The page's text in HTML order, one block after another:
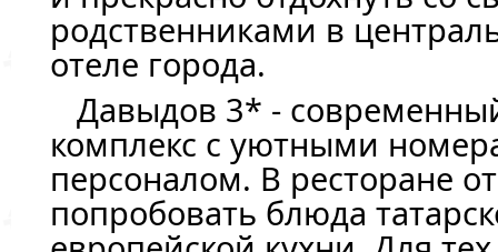
родственниками в
отеле города.
Давыдов 3* -
комплекс с уютными
персоналом. В ресторане
попробовать блюда